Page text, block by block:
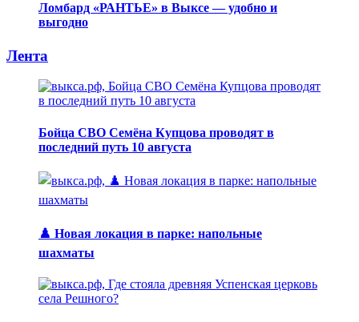
Ломбард «РАНТЬЕ» в Выксе — удобно и
выгодно
Лента
Бойца СВО Семёна Купцова проводят в
последний путь 10 августа
♟️ Новая локация в парке: напольные
шахматы